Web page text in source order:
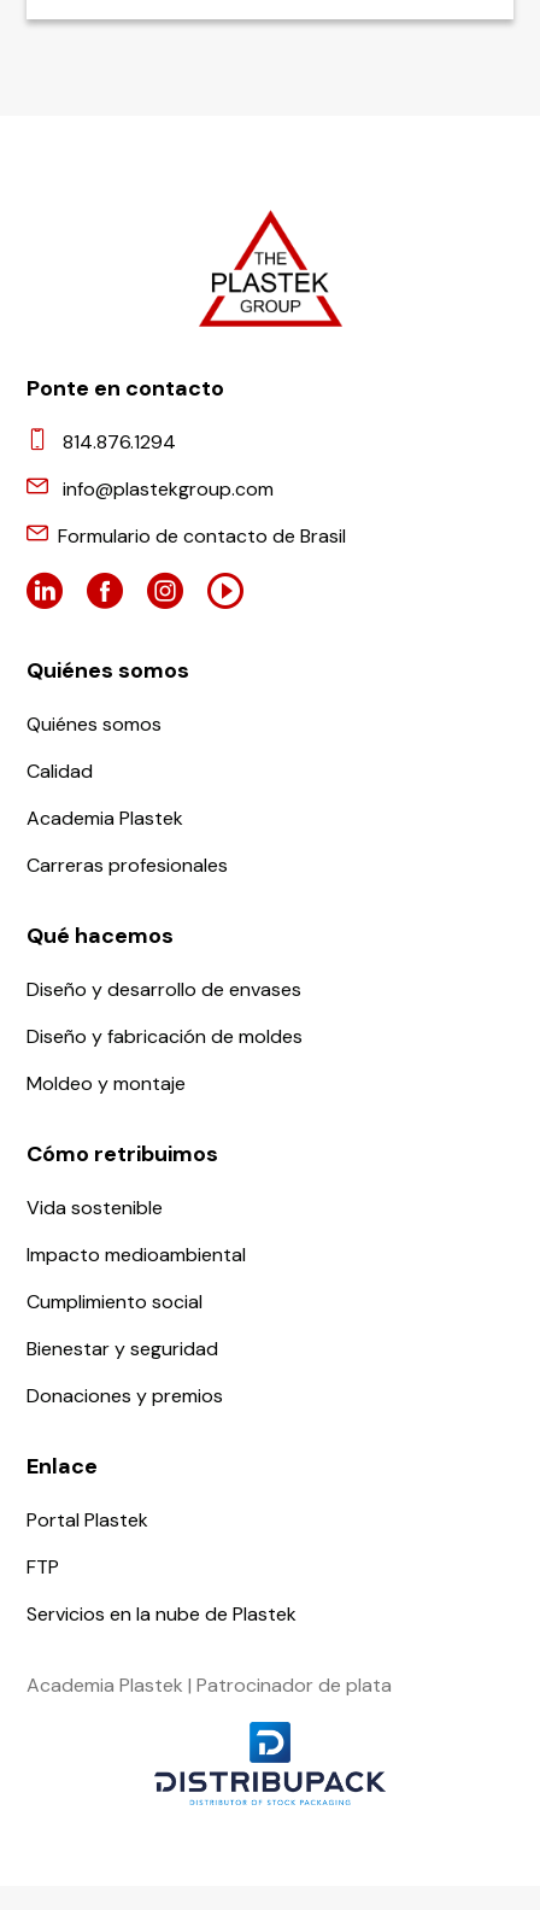
Ponte en contacto
814.876.1294
info@plastekgroup.com
Formulario de contacto de Brasil
Quiénes somos
Quiénes somos
Calidad
Academia Plastek
Carreras profesionales
Qué hacemos
Diseño y desarrollo de envases
Diseño y fabricación de moldes
Moldeo y montaje
Cómo retribuimos
Vida sostenible
Impacto medioambiental
Cumplimiento social
Bienestar y seguridad
Donaciones y premios
Enlace
Portal Plastek
FTP
Servicios en la nube de Plastek
Academia Plastek | Patrocinador de plata